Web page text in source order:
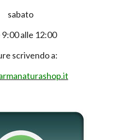
sabato
9:00 alle 12:00
scrivendo a: